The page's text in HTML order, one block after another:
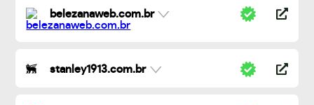
belezanaweb.com.br
stanley1913.com.br